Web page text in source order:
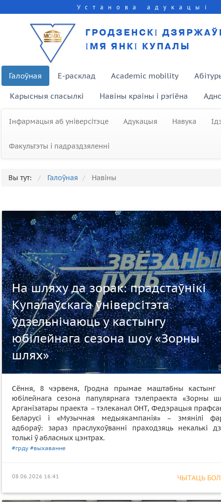
Установа адукацыі
ГРОДЗЕНСКІ
ІМЯ ЯНКІ КУПАЛЫ
Галоўная E-расклад Academic mobility
Карысныя спасылкі Навіны краіны і рэгіёна
Інфармацыя аб універсітэце Адукацыя Навука
Факультэты і падраздзяленні
Вы тут: Галоўная Навіны
На шляху да зорак: прадстаўнікі
Купалаўскага ўніверсітэта
ўдзельнічаюць у кастынгу
юбілейнага сезона шоу «Зорны
шлях»
Сёння, 8 чэрвеня, Гродна прымае маштабны кастынг
юбілейнага сезона папулярнага тэлепраекта «Зорны
Арганізатары праекта – тэлеканал ОНТ, Федэрацыя
Беларусі і «Музычная медыякампанія» – змянілі
адбораў: зараз праслухоўванні праходзяць некалькі
толькі ў абласных цэнтрах.
#грду #выхаванне
ЧЫТАЦЬ
08.06.2026 16:41